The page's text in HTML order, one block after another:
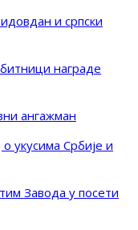
и српски
награде
ангажман
укусима Србије и
Завода у посети